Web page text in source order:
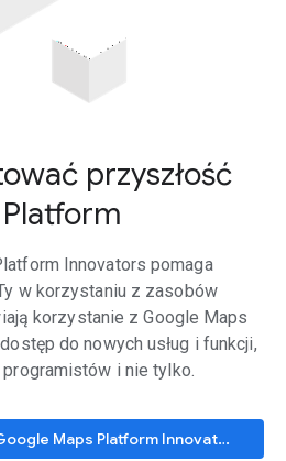
przyszłość
Innovators pomaga
w korzystaniu z zasobów
korzystanie z Google Maps
do nowych usług i funkcji,
i nie tylko.
Dołącz do programu Google Maps Platform Innovators